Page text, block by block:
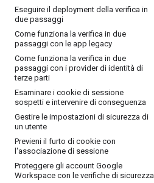
Eseguire il deployment della verifica in
due passaggi
Come funziona la verifica in due
passaggi con le app legacy
Come funziona la verifica in due
passaggi con i provider di identità di
terze parti
Esaminare i cookie di sessione
sospetti e intervenire di conseguenza
Gestire le impostazioni di sicurezza di
un utente
Previeni il furto di cookie con
l'associazione di sessione
Proteggere gli account Google
Workspace con le verifiche di sicurezza